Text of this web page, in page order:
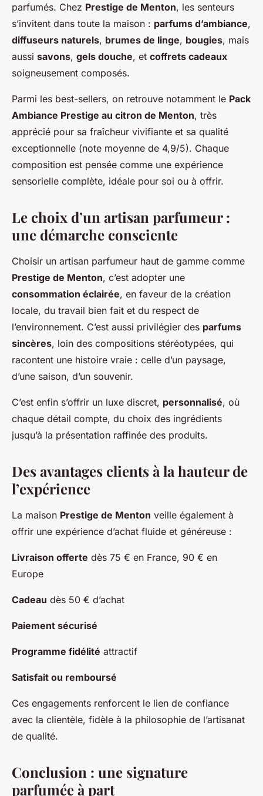
parfumés. Chez Prestige de Menton, les senteurs
s’invitent dans toute la maison : parfums d’ambiance,
diffuseurs naturels, brumes de linge, bougies, mais
aussi savons, gels douche, et coffrets cadeaux
soigneusement composés.
Parmi les best-sellers, on retrouve notamment le Pack
Ambiance Prestige au citron de Menton, très
apprécié pour sa fraîcheur vivifiante et sa qualité
exceptionnelle (note moyenne de 4,9/5). Chaque
composition est pensée comme une expérience
sensorielle complète, idéale pour soi ou à offrir.
Le choix d’un artisan parfumeur :
une démarche consciente
Choisir un artisan parfumeur haut de gamme comme
Prestige de Menton, c’est adopter une
consommation éclairée, en faveur de la création
locale, du travail bien fait et du respect de
l’environnement. C’est aussi privilégier des parfums
sincères, loin des compositions stéréotypées, qui
racontent une histoire vraie : celle d’un paysage,
d’une saison, d’un souvenir.
C’est enfin s’offrir un luxe discret, personnalisé, où
chaque détail compte, du choix des ingrédients
jusqu’à la présentation raffinée des produits.
Des avantages clients à la hauteur de
l’expérience
La maison Prestige de Menton veille également à
offrir une expérience d’achat fluide et généreuse :
Livraison offerte dès 75 € en France, 90 € en
Europe
Cadeau dès 50 € d’achat
Paiement sécurisé
Programme fidélité attractif
Satisfait ou remboursé
Ces engagements renforcent le lien de confiance
avec la clientèle, fidèle à la philosophie de l’artisanat
de qualité.
Conclusion : une signature
parfumée à part